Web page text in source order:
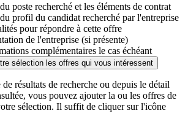
poste recherché et les éléments de contrat
profil du candidat recherché par l'entreprise
pour répondre à cette offre
de l'entreprise (si présente)
complémentaires le cas échéant
sélection les offres qui vous intéressent
résultats de recherche ou depuis le détail
vous pouvez ajouter la ou les offres de
sélection. Il suffit de cliquer sur l'icône